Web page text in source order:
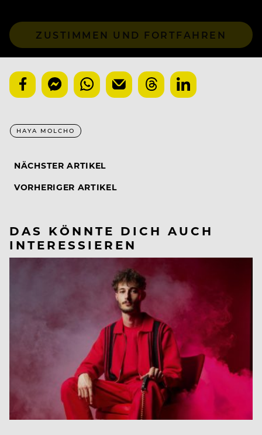
ZUSTIMMEN UND FORTFAHREN
HAYA MOLCHO
NÄCHSTER ARTIKEL
VORHERIGER ARTIKEL
DAS KÖNNTE DICH AUCH
INTERESSIEREN